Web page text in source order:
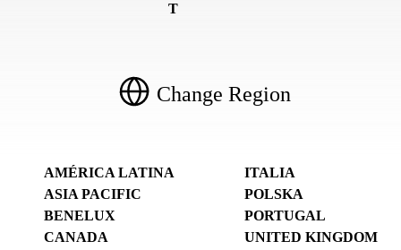
T
Change Region
AMÉRICA LATINA
ASIA PACIFIC
BENELUX
CANADA
ITALIA
POLSKA
PORTUGAL
UNITED KINGDOM